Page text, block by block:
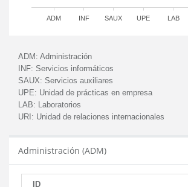
ADM INF SAUX UPE LAB
ADM: Administración
INF: Servicios informáticos
SAUX: Servicios auxiliares
UPE: Unidad de prácticas en empresa
LAB: Laboratorios
URI: Unidad de relaciones internacionales
Administración (ADM)
ID